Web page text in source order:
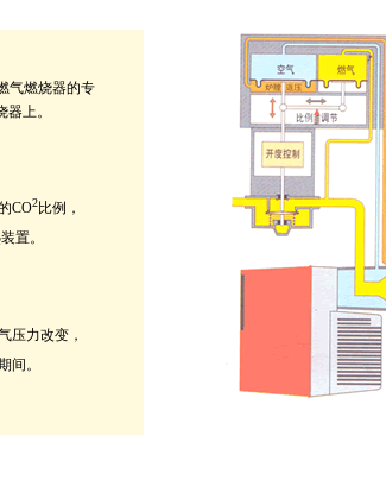
气燃烧器的专
上。
CO2比例，
置。
压力改变，
间。